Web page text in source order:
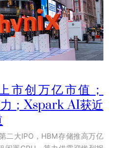
市创万亿市值；
；Xspark AI获近
二大IPO，HBM存储推高万亿